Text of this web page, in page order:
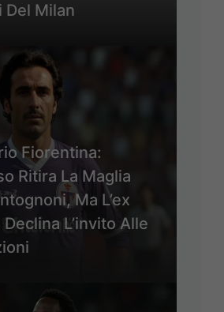
Del Milan
Fiorentina:
Ritira La Maglia
Ma L’ex
L’invito Alle